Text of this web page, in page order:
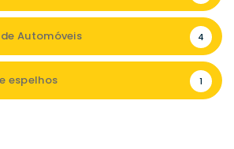
Automóveis 4
espelhos 1